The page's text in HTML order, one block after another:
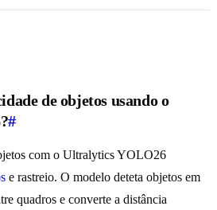
de objetos usando o
#
com o Ultralytics YOLO26
e rastreio. O modelo deteta objetos em
quadros e converte a distância